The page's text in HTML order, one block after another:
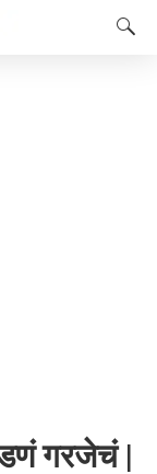
गरजेचं |